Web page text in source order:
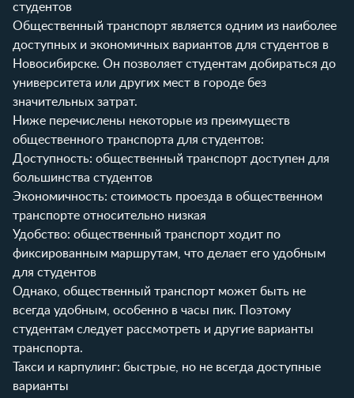
студентов
Общественный транспорт является одним из наиболее
доступных и экономичных вариантов для студентов в
Новосибирске. Он позволяет студентам добираться до
университета или других мест в городе без
значительных затрат.
Ниже перечислены некоторые из преимуществ
общественного транспорта для студентов:
Доступность: общественный транспорт доступен для
большинства студентов
Экономичность: стоимость проезда в общественном
транспорте относительно низкая
Удобство: общественный транспорт ходит по
фиксированным маршрутам, что делает его удобным
для студентов
Однако, общественный транспорт может быть не
всегда удобным, особенно в часы пик. Поэтому
студентам следует рассмотреть и другие варианты
транспорта.
Такси и карпулинг: быстрые, но не всегда доступные
варианты